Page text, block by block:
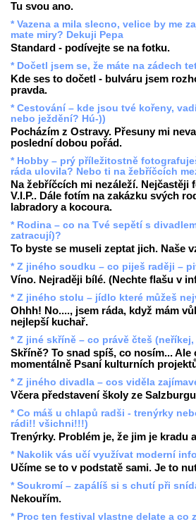
Tu svou ano.
* Vazena a mila slecno, velice by me
mate miry? Dekuji Pepa
Standard - podívejte se na fotku.
* Dočetl jsem se, že máte na zádech
Kde ses to dočetl - bulváru jsem
pravda.
* Cestování – kde jsou tvé kořeny,
nebo ježdění? Hú-))
Pocházím z Ostravy. Přesuny mi
poslední dobou pořád.
* Hobby – prý příležitostně
ráda ulovila? Nebo ti na žebříčcích
Na žebříčcích mi nezáleží. Nejčastěji
V.I.P.. Dále fotím na zakázku svých
labradory a kocoura.
* Rodina – co na Tvé sepětí s
zatracují)?
To byste se museli zeptat jich. Naše
* Z jiného soudku – co piješ raději –
Víno. Nejraději bílé. (Nechte flašu v
* Z jiného stolu – jídlo které můžeš
Ohhh! No...., jsem ráda, když mám
nejlepší kuchař.
* Z jiné skříně – co právě čteš
Skříně? To snad spíš, co nosím...
momentálně Psaní kulturních
* Z jiného divadla – cos viděla
Včera představení školy ze
* Co máš u chlapů radši - trenýrky
rádi!! všichni!!!)
Trenýrky. Problém je, že jim je kradu
* Nakolik vás učí využívat moderní
Učíme se to v podstatě sami. Je to
* Soukromí – zapálíš si s chutí při
Nekouřím.
* Proc ten festival vlastne delate a co